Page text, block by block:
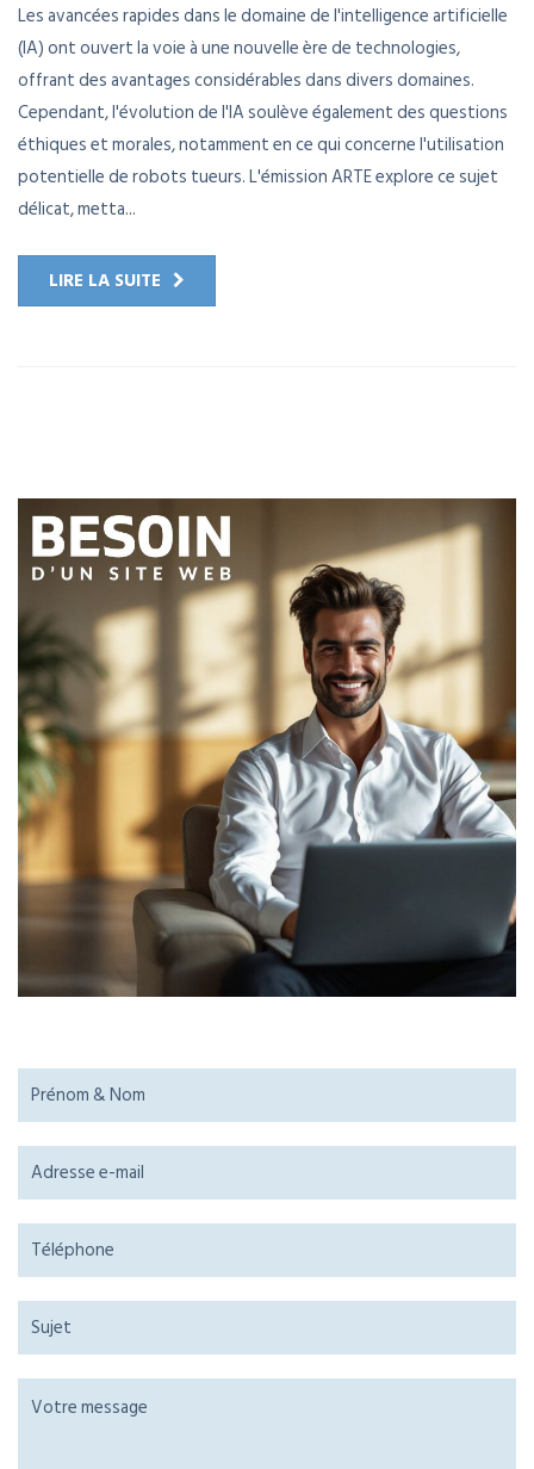
Les avancées rapides dans le domaine de l'intelligence artificielle
(IA) ont ouvert la voie à une nouvelle ère de technologies,
offrant des avantages considérables dans divers domaines.
Cependant, l'évolution de l'IA soulève également des questions
éthiques et morales, notamment en ce qui concerne l'utilisation
potentielle de robots tueurs. L'émission ARTE explore ce sujet
délicat, metta...
LIRE LA SUITE